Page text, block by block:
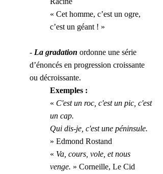
« Cet homme, c’est un ogre,
c’est un géant ! »
- La gradation ordonne une série
d’énoncés en progression croissante
ou décroissante.
Exemples :
« C'est un roc, c'est un pic, c'est
un cap.
Qui dis-je, c'est une péninsule.
» Edmond Rostand
« Va, cours, vole, et nous
venge. » Corneille, Le Cid